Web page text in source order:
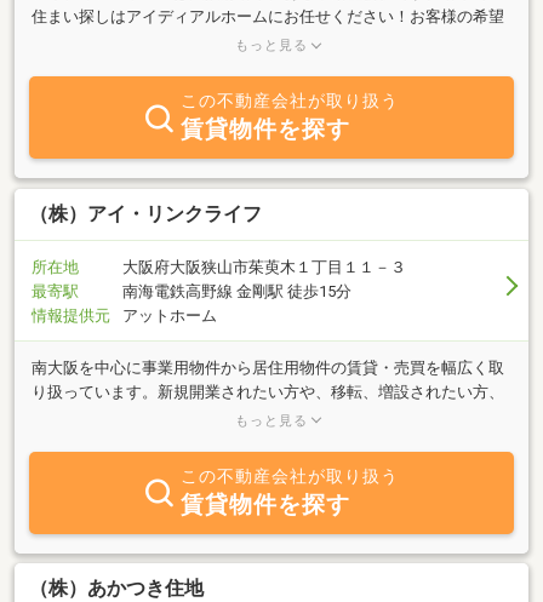
住まい探しはアイディアルホームにお任せください！お客様の希望
にあった物件を親身になってお探しします。不動産のことなら些細
合せ心よりお待ちしております。
もっと見る
この不動産会社が取り扱う
賃貸物件を探す
（株）アイ・リンクライフ
所在地
大阪府大阪狭山市茱萸木１丁目１１－３
最寄駅
南海電鉄高野線 金剛駅 徒歩15分
情報提供元
アットホーム
南大阪を中心に事業用物件から居住用物件の賃貸・売買を幅広く取
り扱っています。新規開業されたい方や、移転、増設されたい方、
住み替えされたい方等貴方が納得するまで物件をお探し致します！
相談して下さい（＾＾）／また、自社ビル、収益ビルの収得、資産
売却、相続対策等何でもお気軽にお問い合わせ下さい。豊富な知識
と経験を生かしてご対応させていただきます。
もっと見る
この不動産会社が取り扱う
賃貸物件を探す
（株）あかつき住地